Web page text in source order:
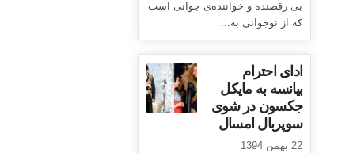
بی رقصنده و خواننده‌ی جوانی است
که از نوجوانی به...
ادای احترام
بیانسه به مایکل
جکسون در شوی
سوپربال امسال
22 بهمن 1394